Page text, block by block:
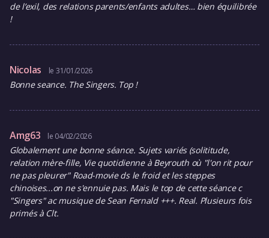
de l’exil, des relations parents/enfants adultes… bien équilibrée
!
Nicolas le 31/01/2026
Bonne seance. The Singers. Top !
Amg63 le 04/02/2026
Globalement une bonne séance. Sujets variés (solititude,
relation mère-fille, Vie quotidienne à Beyrouth où "l'on rit pour
ne pas pleurer" Road-movie ds le froid et les steppes
chinoises...on ne s'ennuie pas. Mais le top de cette séance c
"Singers" ac musique de Sean Fernald +++. Real. Plusieurs fois
primés à Clt.